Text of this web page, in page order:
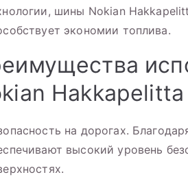
шины Nokian
экономии топлива.
Hakkapelitta
на дорогах.
высокий уровень